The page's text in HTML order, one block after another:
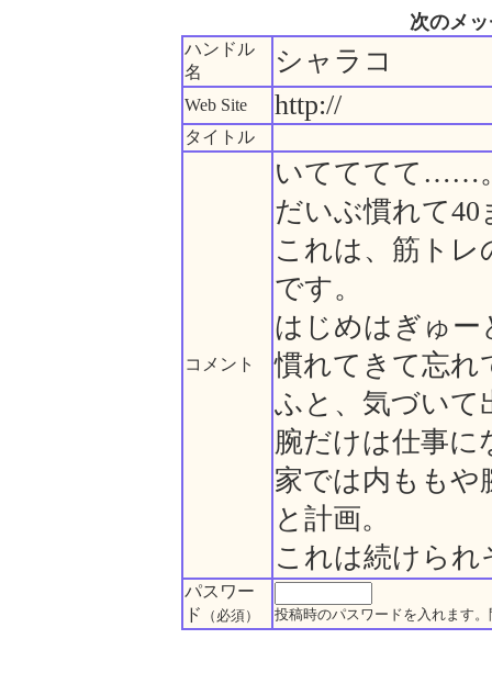
次のメ
ハンドル
名
シャラコ
Web Site http://
タイトル
コメント
いてててて……
だいぶ慣れて
これは、筋ト
です。
はじめはぎゅ
慣れてきて忘れ
ふと、気づいて
腕だけは仕事に
家では内ももや
と計画。
これは続けられ
パスワー
ド
（必須） 投稿時のパスワードを入れます